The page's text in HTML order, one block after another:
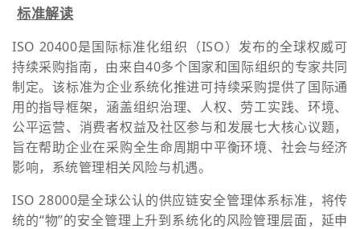
标准解读
ISO 20400是国际标准化组织（ISO）发布的全球权威可
持续采购指南，由来自40多个国家和国际组织的专家共同
制定。该标准为企业系统化推进可持续采购提供了国际通
用的指导框架，涵盖组织治理、人权、劳工实践、环境、
公平运营、消费者权益及社区参与和发展七大核心议题，
旨在帮助企业在采购全生命周期中平衡环境、社会与经济
影响，系统管理相关风险与机遇。
ISO 28000是全球公认的供应链安全管理体系标准，将传
统的“物”的安全管理上升到系统化的风险管理层面，延申